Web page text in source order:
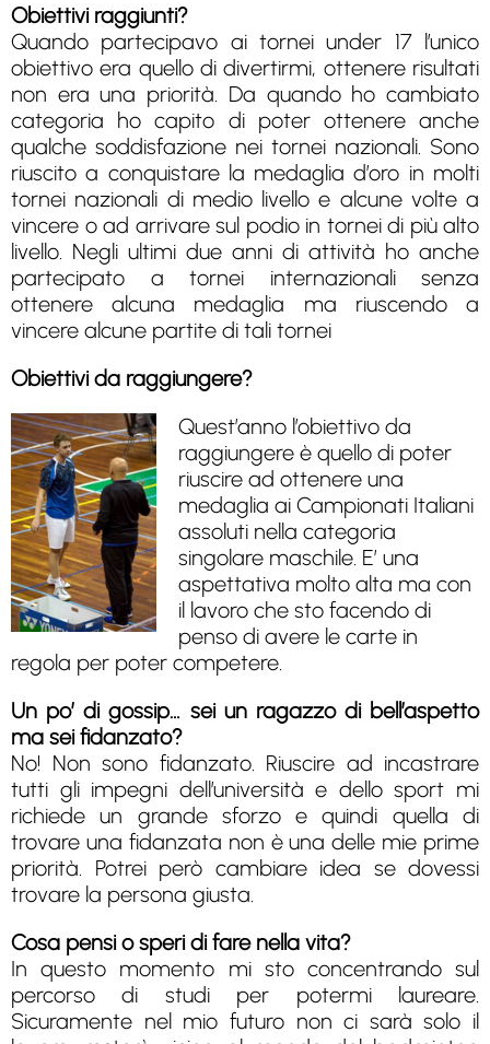
Obiettivi raggiunti?
Quando partecipavo ai tornei under 17 l’unico
obiettivo era quello di divertirmi, ottenere risultati
non era una priorità. Da quando ho cambiato
categoria ho capito di poter ottenere anche
qualche soddisfazione nei tornei nazionali. Sono
riuscito a conquistare la medaglia d’oro in molti
tornei nazionali di medio livello e alcune volte a
vincere o ad arrivare sul podio in tornei di più alto
livello. Negli ultimi due anni di attività ho anche
partecipato a tornei internazionali senza
ottenere alcuna medaglia ma riuscendo a
vincere alcune partite di tali tornei
Obiettivi da raggiungere?
Quest’anno l’obiettivo da
raggiungere è quello di poter
riuscire ad ottenere una
medaglia ai Campionati Italiani
assoluti nella categoria
singolare maschile. E’ una
aspettativa molto alta ma con
il lavoro che sto facendo di
penso di avere le carte in
regola per poter competere.
Un po’ di gossip… sei un ragazzo di bell’aspetto
ma sei fidanzato?
No! Non sono fidanzato. Riuscire ad incastrare
tutti gli impegni dell’università e dello sport mi
richiede un grande sforzo e quindi quella di
trovare una fidanzata non è una delle mie prime
priorità. Potrei però cambiare idea se dovessi
trovare la persona giusta.
Cosa pensi o speri di fare nella vita?
In questo momento mi sto concentrando sul
percorso di studi per potermi laureare.
Sicuramente nel mio futuro non ci sarà solo il